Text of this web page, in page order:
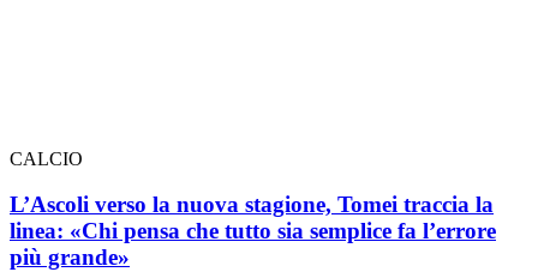
CALCIO
L’Ascoli verso la nuova stagione, Tomei traccia la
linea: «Chi pensa che tutto sia semplice fa l’errore
più grande»